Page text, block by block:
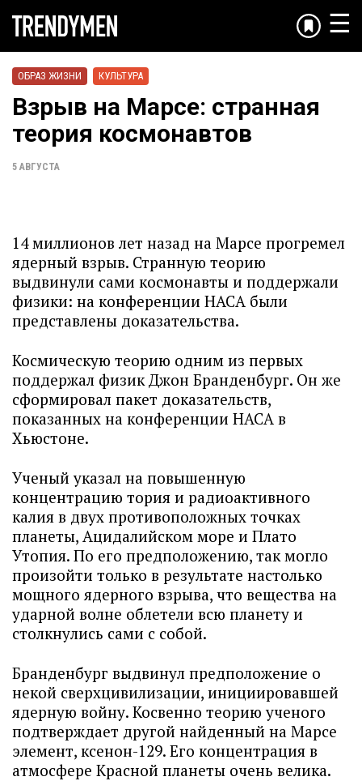
☰
ОБРАЗ ЖИЗНИ КУЛЬТУРА
Взрыв на Марсе: странная
теория космонавтов
5 АВГУСТА
14 миллионов лет назад на Марсе прогремел
ядерный взрыв. Странную теорию
выдвинули сами космонавты и поддержали
физики: на конференции НАСА были
представлены доказательства.
Космическую теорию одним из первых
поддержал физик Джон Бранденбург. Он же
сформировал пакет доказательств,
показанных на конференции НАСА в
Хьюстоне.
Ученый указал на повышенную
концентрацию тория и радиоактивного
калия в двух противоположных точках
планеты, Ацидалийском море и Плато
Утопия. По его предположению, так могло
произойти только в результате настолько
мощного ядерного взрыва, что вещества на
ударной волне облетели всю планету и
столкнулись сами с собой.
Бранденбург выдвинул предположение о
некой сверхцивилизации, инициировавшей
ядерную войну. Косвенно теорию ученого
подтверждает другой найденный на Марсе
элемент, ксенон-129. Его концентрация в
атмосфере Красной планеты очень велика.